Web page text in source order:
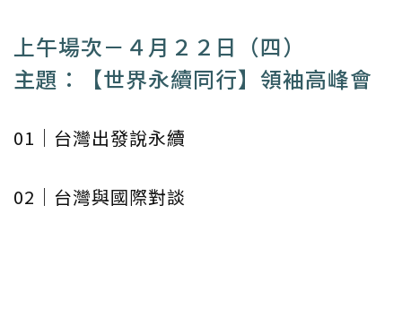
上午場次－４月２２日（四）
主題：【世界永續同行】領袖高峰會
01｜台灣出發說永續
02｜台灣與國際對談